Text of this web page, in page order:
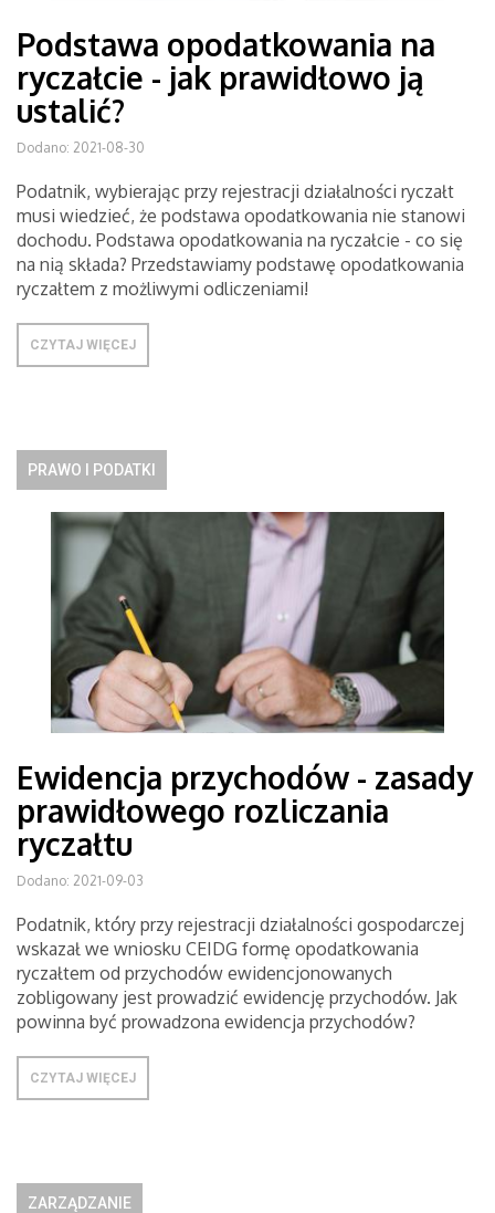
Podstawa opodatkowania na
ryczałcie - jak prawidłowo ją
ustalić?
Dodano: 2021-08-30
Podatnik, wybierając przy rejestracji działalności ryczałt
musi wiedzieć, że podstawa opodatkowania nie stanowi
dochodu. Podstawa opodatkowania na ryczałcie - co się
na nią składa? Przedstawiamy podstawę opodatkowania
ryczałtem z możliwymi odliczeniami!
CZYTAJ WIĘCEJ
PRAWO I PODATKI
Ewidencja przychodów - zasady
prawidłowego rozliczania
ryczałtu
Dodano: 2021-09-03
Podatnik, który przy rejestracji działalności gospodarczej
wskazał we wniosku CEIDG formę opodatkowania
ryczałtem od przychodów ewidencjonowanych
zobligowany jest prowadzić ewidencję przychodów. Jak
powinna być prowadzona ewidencja przychodów?
CZYTAJ WIĘCEJ
ZARZĄDZANIE